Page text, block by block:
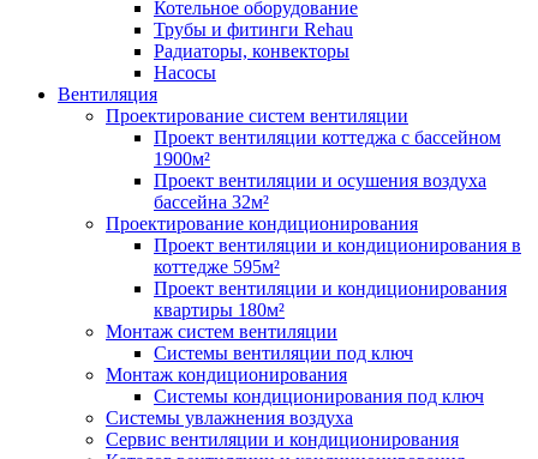
Котельное оборудование
Трубы и фитинги Rehau
Радиаторы, конвекторы
Насосы
Вентиляция
Проектирование систем вентиляции
Проект вентиляции коттеджа с бассейном
1900м²
Проект вентиляции и осушения воздуха
бассейна 32м²
Проектирование кондиционирования
Проект вентиляции и кондиционирования в
коттедже 595м²
Проект вентиляции и кондиционирования
квартиры 180м²
Монтаж систем вентиляции
Системы вентиляции под ключ
Монтаж кондиционирования
Системы кондиционирования под ключ
Системы увлажнения воздуха
Сервис вентиляции и кондиционирования